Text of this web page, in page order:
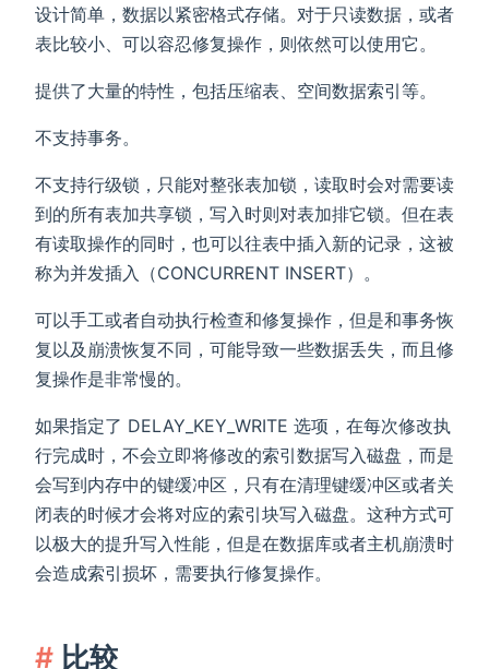
设计简单，数据以紧密格式存储。对于只读数据，或者
表比较小、可以容忍修复操作，则依然可以使用它。
提供了大量的特性，包括压缩表、空间数据索引等。
不支持事务。
不支持行级锁，只能对整张表加锁，读取时会对需要读
到的所有表加共享锁，写入时则对表加排它锁。但在表
有读取操作的同时，也可以往表中插入新的记录，这被
称为并发插入（CONCURRENT INSERT）。
可以手工或者自动执行检查和修复操作，但是和事务恢
复以及崩溃恢复不同，可能导致一些数据丢失，而且修
复操作是非常慢的。
如果指定了 DELAY_KEY_WRITE 选项，在每次修改执
行完成时，不会立即将修改的索引数据写入磁盘，而是
会写到内存中的键缓冲区，只有在清理键缓冲区或者关
闭表的时候才会将对应的索引块写入磁盘。这种方式可
以极大的提升写入性能，但是在数据库或者主机崩溃时
会造成索引损坏，需要执行修复操作。
比较